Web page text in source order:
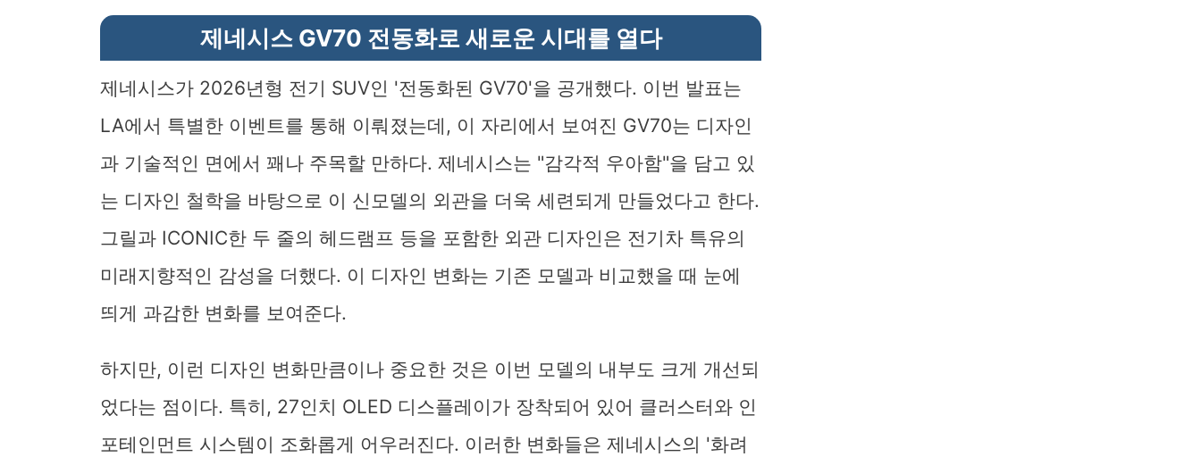
제네시스 GV70 전동화로 새로운 시대를 열다
제네시스가 2026년형 전기 SUV인 '전동화된 GV70'을 공개했다. 이번 발표는
LA에서 특별한 이벤트를 통해 이뤄졌는데, 이 자리에서 보여진 GV70는 디자인
과 기술적인 면에서 꽤나 주목할 만하다. 제네시스는 "감각적 우아함"을 담고 있
는 디자인 철학을 바탕으로 이 신모델의 외관을 더욱 세련되게 만들었다고 한다.
그릴과 ICONIC한 두 줄의 헤드램프 등을 포함한 외관 디자인은 전기차 특유의
미래지향적인 감성을 더했다. 이 디자인 변화는 기존 모델과 비교했을 때 눈에
띄게 과감한 변화를 보여준다.
하지만, 이런 디자인 변화만큼이나 중요한 것은 이번 모델의 내부도 크게 개선되
었다는 점이다. 특히, 27인치 OLED 디스플레이가 장착되어 있어 클러스터와 인
포테인먼트 시스템이 조화롭게 어우러진다. 이러한 변화들은 제네시스의 '화려